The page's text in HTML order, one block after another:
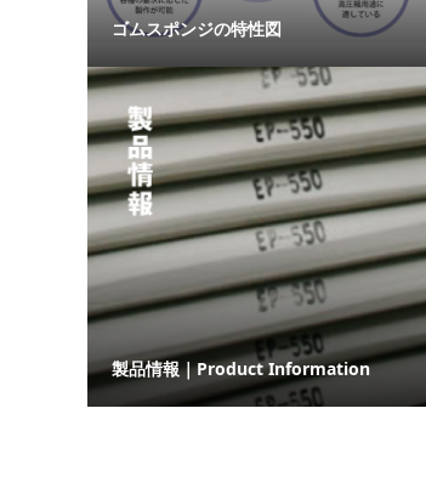
ゴムスポンジの特性図
製品情報｜Product Information